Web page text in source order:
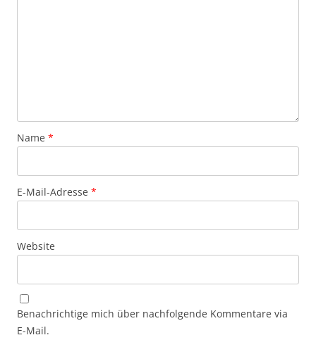
Name *
E-Mail-Adresse *
Website
Benachrichtige mich über nachfolgende Kommentare via
E-Mail.